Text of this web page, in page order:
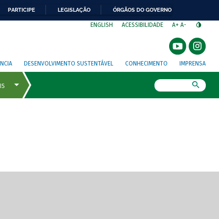
PARTICIPE LEGISLAÇÃO ÓRGÃOS DO GOVERNO
ENGLISH ACESSIBILIDADE A+ A-
DESENVOLVIMENTO SUSTENTÁVEL CONHECIMENTO IMPRENSA
de tela